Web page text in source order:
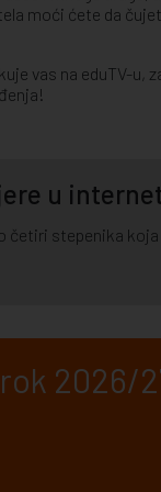
moći ćete da
vas na eduTV-
u
stepenika
2026/